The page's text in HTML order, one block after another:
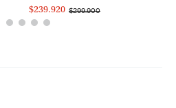
$239.920 $299.900